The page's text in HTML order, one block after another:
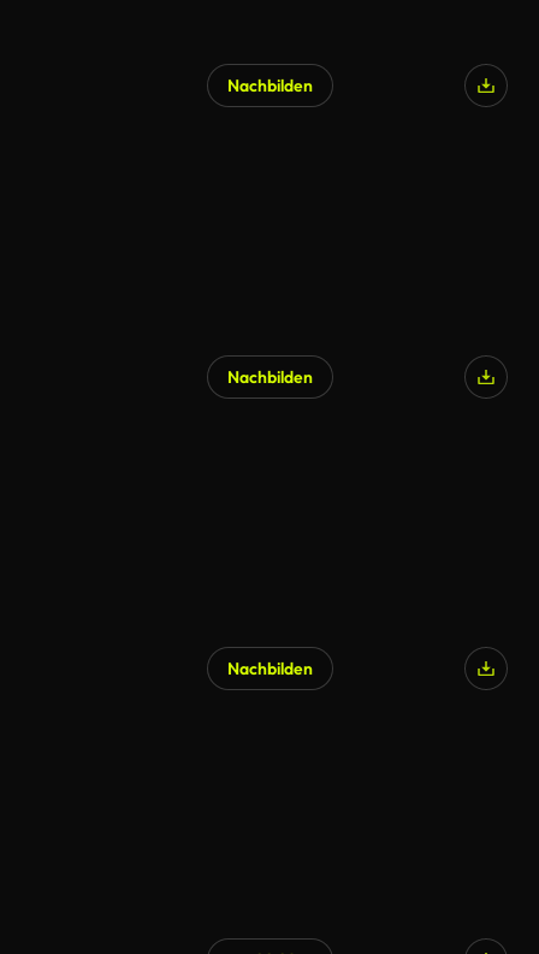
Nachbilden
Nachbilden
Nachbilden